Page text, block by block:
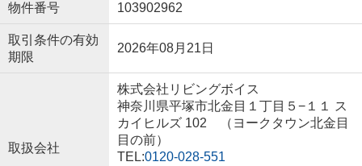
物件番号 103902962
取引条件の有効
期限
2026年08月21日
取扱会社
株式会社リビングボイス
神奈川県平塚市北金目１丁目５−１１ ス
カイヒルズ 102 （ヨークタウン北金目
目の前）
TEL:0120-028-551